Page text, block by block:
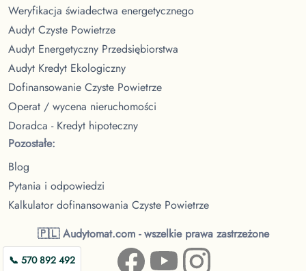
📞 570 892 492
Weryfikacja świadectwa energetycznego
Audyt Czyste Powietrze
Audyt Energetyczny Przedsiębiorstwa
Audyt Kredyt Ekologiczny
Dofinansowanie Czyste Powietrze
Operat / wycena nieruchomości
Doradca - Kredyt hipoteczny
Pozostałe:
Blog
Pytania i odpowiedzi
Kalkulator dofinansowania Czyste Powietrze
🇵🇱 Audytomat.com - wszelkie prawa zastrzeżone